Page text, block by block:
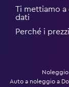
Ti mettiamo a
dati
Perché i
Auto a noleggio a